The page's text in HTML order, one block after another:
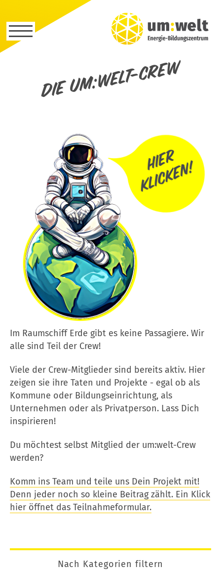
Die um:welt-Crew
Im Raumschiff Erde gibt es keine Passagiere. Wir
alle sind Teil der Crew!
Viele der Crew-Mitglieder sind bereits aktiv. Hier
zeigen sie ihre Taten und Projekte - egal ob als
Kommune oder Bildungseinrichtung, als
Unternehmen oder als Privatperson. Lass Dich
inspirieren!
Du möchtest selbst Mitglied der um:welt-Crew
werden?
Komm ins Team und teile uns Dein Projekt mit!
Denn jeder noch so kleine Beitrag zählt. Ein Klick
hier öffnet das Teilnahmeformular.
Nach Kategorien filtern